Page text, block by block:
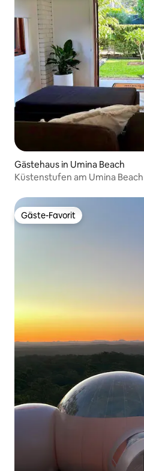
Gästehaus in Umina Beach
Küstenstufen am Umina Beach
Gäste-Favorit
Gäste-Favorit